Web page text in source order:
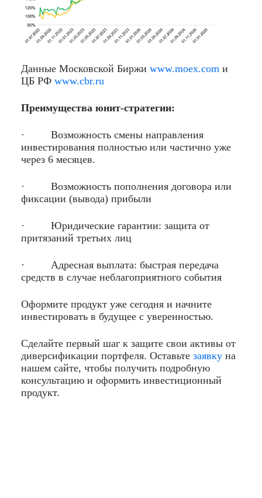
Данные Московской Биржи www.moex.com и
ЦБ РФ www.cbr.ru
Преимущества юнит-стратегии:
· Возможность смены направления
инвестирования полностью или частично уже
через 6 месяцев.
· Возможность пополнения договора или
фиксации (вывода) прибыли
· Юридические гарантии: защита от
притязаний третьих лиц
· Адресная выплата: быстрая передача
средств в случае неблагоприятного события
Оформите продукт уже сегодня и начните
инвестировать в будущее с уверенностью.
Сделайте первый шаг к защите свои активы от
диверсификации портфеля. Оставьте заявкуна
нашем сайте, чтобы получить подробную
консультацию и оформить инвестиционный
продукт.